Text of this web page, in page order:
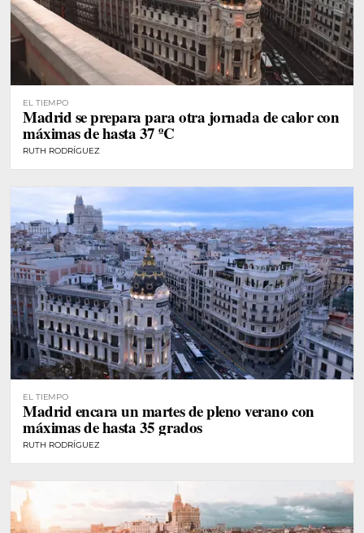
EL TIEMPO
Madrid se prepara para otra jornada de calor con
máximas de hasta 37 ºC
RUTH RODRÍGUEZ
EL TIEMPO
Madrid encara un martes de pleno verano con
máximas de hasta 35 grados
RUTH RODRÍGUEZ